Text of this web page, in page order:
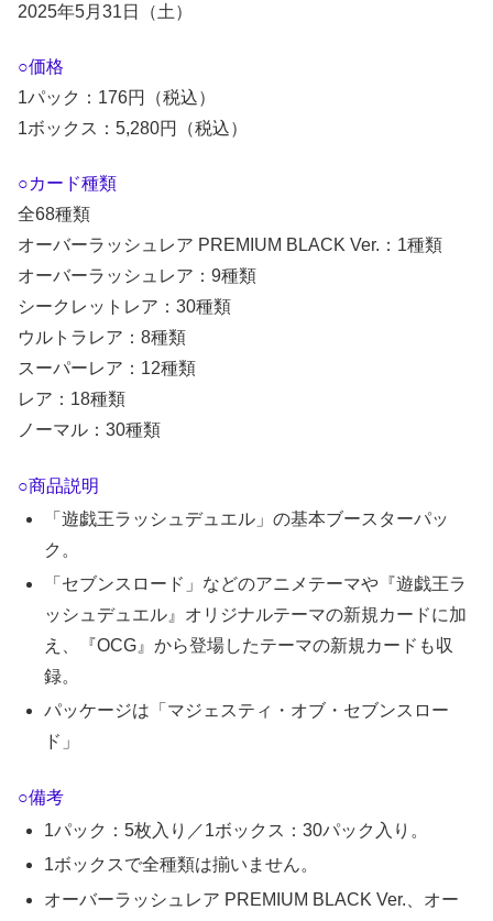
2025年5月31日（土）
○価格
1パック：176円（税込）
1ボックス：5,280円（税込）
○カード種類
全68種類
オーバーラッシュレア PREMIUM BLACK Ver.：1種類
オーバーラッシュレア：9種類
シークレットレア：30種類
ウルトラレア：8種類
スーパーレア：12種類
レア：18種類
ノーマル：30種類
○商品説明
「遊戯王ラッシュデュエル」の基本ブースターパッ
ク。
「セブンスロード」などのアニメテーマや『遊戯王ラ
ッシュデュエル』オリジナルテーマの新規カードに加
え、『OCG』から登場したテーマの新規カードも収
録。
パッケージは「マジェスティ・オブ・セブンスロー
ド」
○備考
1パック：5枚入り／1ボックス：30パック入り。
1ボックスで全種類は揃いません。
オーバーラッシュレア PREMIUM BLACK Ver.、オー